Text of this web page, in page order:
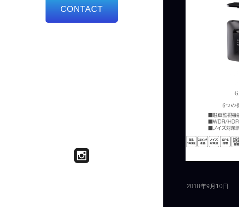
CONTACT
2018年9月10日